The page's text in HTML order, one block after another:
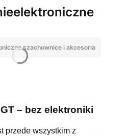
szachownice i akcesoria
– bez elektroniki
przede wszystkim z